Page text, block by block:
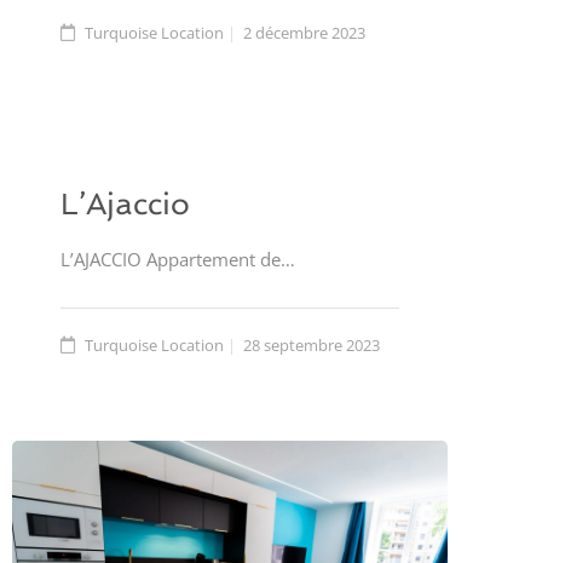
Turquoise Location 2 décembre 2023
L’Ajaccio
L’AJACCIO Appartement de…
Turquoise Location 28 septembre 2023